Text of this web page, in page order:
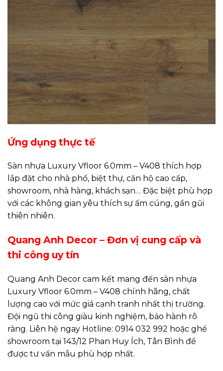
Ứng dụng thực tế
Sàn nhựa Luxury Vfloor 6.0mm – V408 thích hợp
lắp đặt cho nhà phố, biệt thự, căn hộ cao cấp,
showroom, nhà hàng, khách sạn… Đặc biệt phù hợp
với các không gian yêu thích sự ấm cúng, gần gũi
thiên nhiên.
Quang Anh Decor – Đơn vị cung cấp và
thi công uy tín
Quang Anh Decor cam kết mang đến sàn nhựa
Luxury Vfloor 6.0mm – V408 chính hãng, chất
lượng cao với mức giá cạnh tranh nhất thị trường.
Đội ngũ thi công giàu kinh nghiệm, bảo hành rõ
ràng. Liên hệ ngay Hotline: 0914 032 992 hoặc ghé
showroom tại 143/12 Phan Huy Ích, Tân Bình để
được tư vấn mẫu phù hợp nhất.